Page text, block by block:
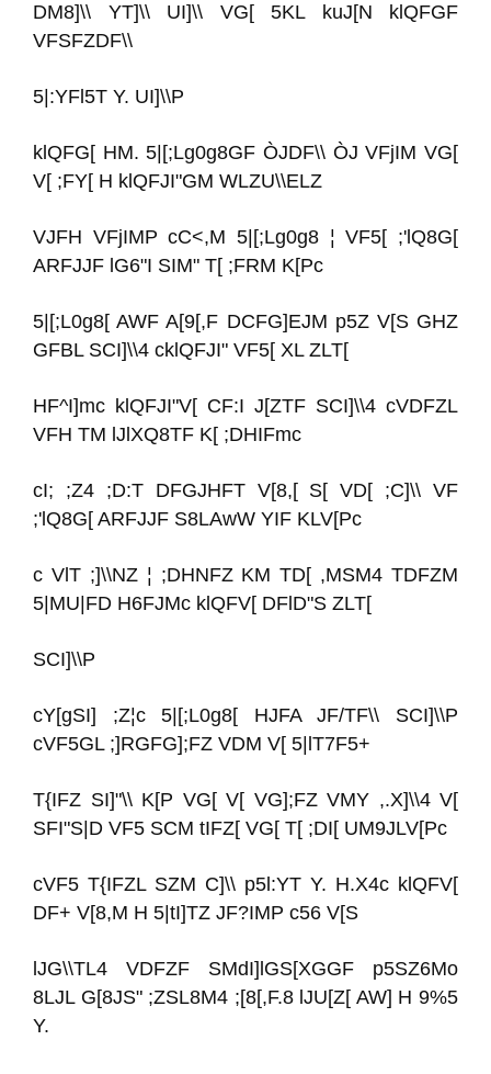
DM8]\\ YT]\\ UI]\\ VG[ 5KL kuJ[N klQFGF
VFSFZDF\\
5|:YFl5T Y. UI]\\P
klQFG[ HM. 5|[;Lg0g8GF ÒJDF\\ ÒJ VFjIM VG[
V[ ;FY[ H klQFJI"GM WLZU\\ELZ
VJFH VFjIMP cC<,M 5|[;Lg0g8 ¦ VF5[ ;'lQ8G[
ARFJJF lG6"I SIM" T[ ;FRM K[Pc
5|[;L0g8[ AWF A[9[,F DCFG]EJM p5Z V[S GHZ
GFBL SCI]\\4 cklQFJI" VF5[ XL ZLT[
HF^I]mc klQFJI"V[ CF:I J[ZTF SCI]\\4 cVDFZL
VFH TM lJlXQ8TF K[ ;DHIFmc
cI; ;Z4 ;D:T DFGJHFT V[8,[ S[ VD[ ;C]\\ VF
;'lQ8G[ ARFJJF S8LAwW YIF KLV[Pc
c VlT ;]\\NZ ¦ ;DHNFZ KM TD[ ,MSM4 TDFZM
5|MU|FD H6FJMc klQFV[ DFlD"S ZLT[
SCI]\\P
cY[gSI] ;Z¦c 5|[;L0g8[ HJFA JF/TF\\ SCI]\\P
cVF5GL ;]RGFG];FZ VDM V[ 5|lT7F5+
T{IFZ SI]"\\ K[P VG[ V[ VG];FZ VMY ,.X]\\4 V[
SFI"S|D VF5 SCM tIFZ[ VG[ T[ ;DI[ UM9JLV[Pc
cVF5 T{IFZL SZM C]\\ p5l:YT Y. H.X4c klQFV[
DF+ V[8,M H 5|tI]TZ JF?IMP c56 V[S
lJG\\TL4 VDFZF SMdI]lGS[XGGF p5SZ6Mo
8LJL G[8JS" ;ZSL8M4 ;[8[,F.8 lJU[Z[ AW] H 9%5
Y.